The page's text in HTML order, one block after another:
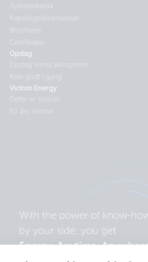
Opdag
Opdag vores økosystem
Kom godt i gang
Victron Energy
Dette er Victron
50 års Victron
Systemskema
Kapslingsdimensioner
Brochurer
Certifikater